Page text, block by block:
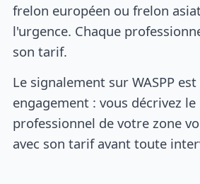
frelon européen ou frelon
l'urgence. Chaque
son tarif.
Le signalement sur WASPP
engagement : vous décrivez
professionnel de votre zone
avec son tarif avant toute